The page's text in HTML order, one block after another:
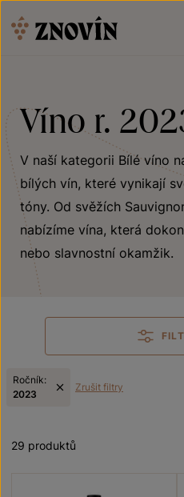
Víno r.
V naší kategorii Bílé víno
bílých vín, které vynikají
tóny. Od svěžích
nabízíme vína, která
nebo slavnostní okamžik.
Ročník:
2023
Zrušit filtry
29 produktů